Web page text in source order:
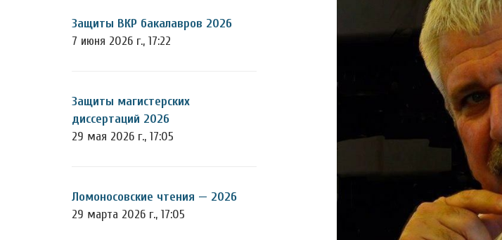
Защиты ВКР бакалавров 2026
7 июня 2026 г., 17:22
Защиты магистерских
диссертаций 2026
29 мая 2026 г., 17:05
Ломоносовские чтения — 2026
29 марта 2026 г., 17:05